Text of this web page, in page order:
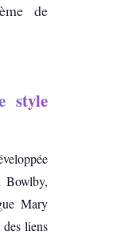
de
style
Bowlby,
Mary
liens